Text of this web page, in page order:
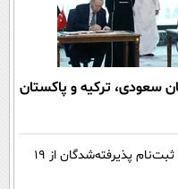
سعودی، ترکیه و پاکستان
نتایج آزمون مدارس سمپاد اعلام شد/ ثبت‌نام پذیرفته‌شدگان از ۱۹